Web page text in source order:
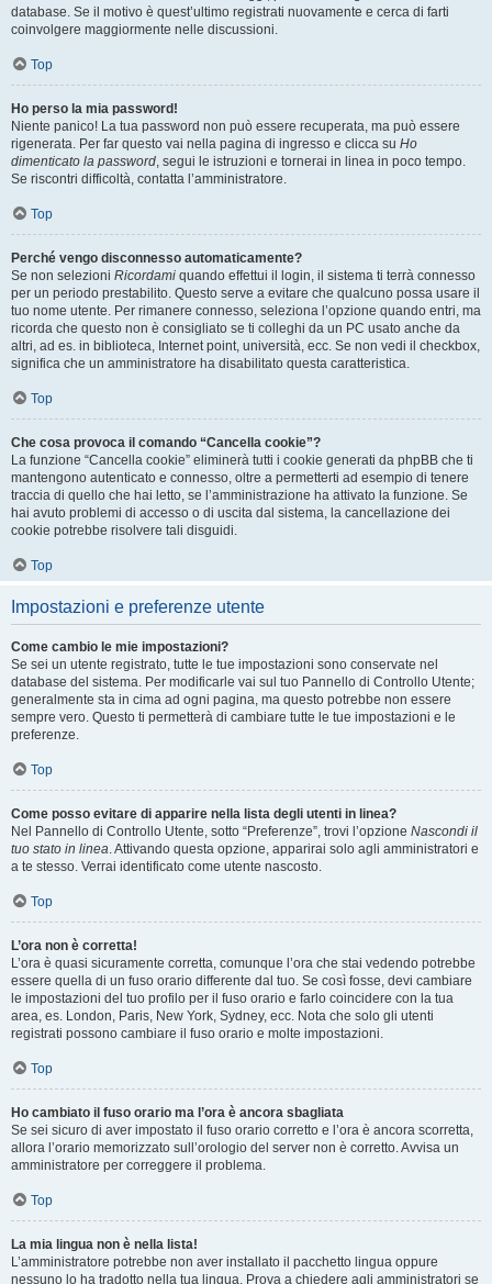
database. Se il motivo è quest’ultimo registrati nuovamente e cerca di farti
coinvolgere maggiormente nelle discussioni.
Top
Ho perso la mia password!
Niente panico! La tua password non può essere recuperata, ma può essere
rigenerata. Per far questo vai nella pagina di ingresso e clicca su Ho
dimenticato la password, segui le istruzioni e tornerai in linea in poco tempo.
Se riscontri difficoltà, contatta l’amministratore.
Top
Perché vengo disconnesso automaticamente?
Se non selezioni Ricordami quando effettui il login, il sistema ti terrà connesso
per un periodo prestabilito. Questo serve a evitare che qualcuno possa usare il
tuo nome utente. Per rimanere connesso, seleziona l’opzione quando entri, ma
ricorda che questo non è consigliato se ti colleghi da un PC usato anche da
altri, ad es. in biblioteca, Internet point, università, ecc. Se non vedi il checkbox,
significa che un amministratore ha disabilitato questa caratteristica.
Top
Che cosa provoca il comando “Cancella cookie”?
La funzione “Cancella cookie” eliminerà tutti i cookie generati da phpBB che ti
mantengono autenticato e connesso, oltre a permetterti ad esempio di tenere
traccia di quello che hai letto, se l’amministrazione ha attivato la funzione. Se
hai avuto problemi di accesso o di uscita dal sistema, la cancellazione dei
cookie potrebbe risolvere tali disguidi.
Top
Impostazioni e preferenze utente
Come cambio le mie impostazioni?
Se sei un utente registrato, tutte le tue impostazioni sono conservate nel
database del sistema. Per modificarle vai sul tuo Pannello di Controllo Utente;
generalmente sta in cima ad ogni pagina, ma questo potrebbe non essere
sempre vero. Questo ti permetterà di cambiare tutte le tue impostazioni e le
preferenze.
Top
Come posso evitare di apparire nella lista degli utenti in linea?
Nel Pannello di Controllo Utente, sotto “Preferenze”, trovi l’opzione Nascondi il
tuo stato in linea. Attivando questa opzione, apparirai solo agli amministratori e
a te stesso. Verrai identificato come utente nascosto.
Top
L’ora non è corretta!
L’ora è quasi sicuramente corretta, comunque l’ora che stai vedendo potrebbe
essere quella di un fuso orario differente dal tuo. Se così fosse, devi cambiare
le impostazioni del tuo profilo per il fuso orario e farlo coincidere con la tua
area, es. London, Paris, New York, Sydney, ecc. Nota che solo gli utenti
registrati possono cambiare il fuso orario e molte impostazioni.
Top
Ho cambiato il fuso orario ma l’ora è ancora sbagliata
Se sei sicuro di aver impostato il fuso orario corretto e l’ora è ancora scorretta,
allora l’orario memorizzato sull’orologio del server non è corretto. Avvisa un
amministratore per correggere il problema.
Top
La mia lingua non è nella lista!
L’amministratore potrebbe non aver installato il pacchetto lingua oppure
nessuno lo ha tradotto nella tua lingua. Prova a chiedere agli amministratori se